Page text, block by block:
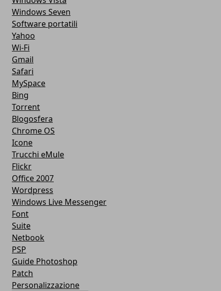
Windows Seven
Software portatili
Yahoo
Wi-Fi
Gmail
Safari
MySpace
Bing
Torrent
Blogosfera
Chrome OS
Icone
Trucchi eMule
Flickr
Office 2007
Wordpress
Windows Live Messenger
Font
Suite
Netbook
PSP
Guide Photoshop
Patch
Personalizzazione